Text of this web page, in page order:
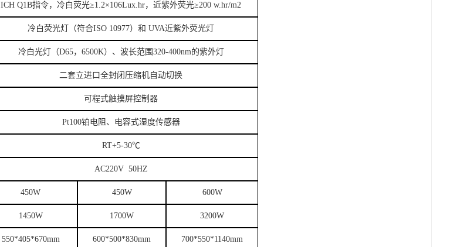
ICH Q1B指令，冷白荧光≥1.2×106Lux.hr，近紫外荧光≥200 w.hr/m2
冷白荧光灯（符合ISO 10977）和 UVA近紫外荧光灯
冷白光灯（D65，6500K）、波长范围320-400nm的紫外灯
二套立进口全封闭压缩机自动切换
可程式触摸屏控制器
Pt100铂电阻、电容式湿度传感器
RT+5-30℃
AC220V 50HZ
450W 450W 600W
1450W 1700W 3200W
550*405*670mm 600*500*830mm 700*550*1140mm